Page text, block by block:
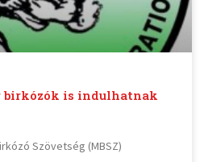
birkózók is indulhatnak
Szövetség (MBSZ)